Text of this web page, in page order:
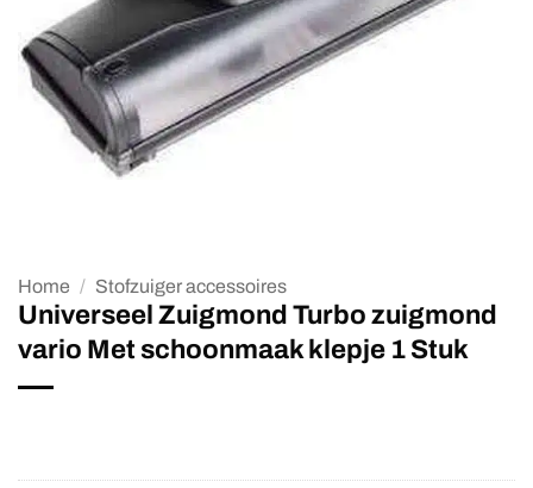
Home / Stofzuiger accessoires
Universeel Zuigmond Turbo zuigmond
vario Met schoonmaak klepje 1 Stuk